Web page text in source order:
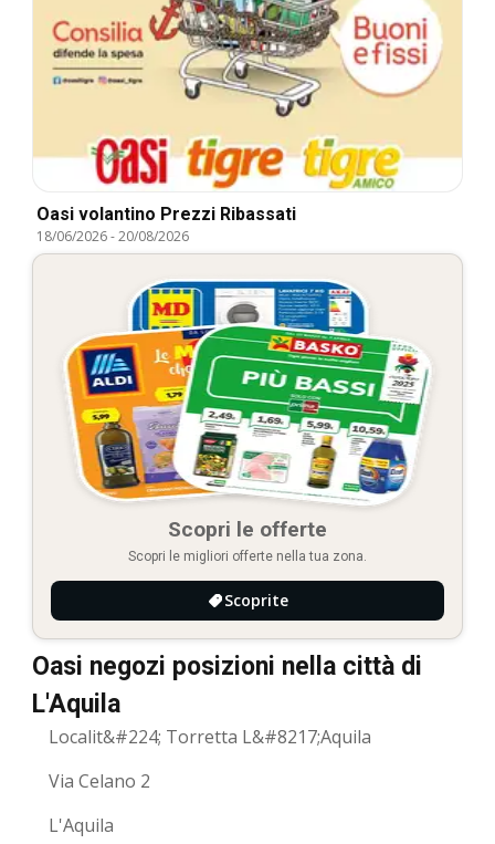
Oasi volantino Prezzi Ribassati
18/06/2026-20/08/2026
Scopri le offerte
Scopri le migliori offerte nella tua zona.
Scoprite
Oasi negozi posizioni nella città di
L'Aquila
Localit&#224; Torretta L&#8217;Aquila
Via Celano 2
L'Aquila